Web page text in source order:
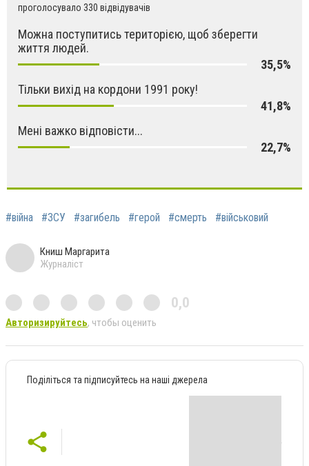
проголосувало 330 відвідувачів
Можна поступитись територією, щоб зберегти
життя людей.
35,5%
Тільки вихід на кордони 1991 року!
41,8%
Мені важко відповісти...
22,7%
#війна #ЗСУ #загибель #герой #смерть #військовий
Книш Маргарита
Журналіст
0,0
Авторизируйтесь, чтобы оценить
Поділіться та підписуйтесь на наші джерела